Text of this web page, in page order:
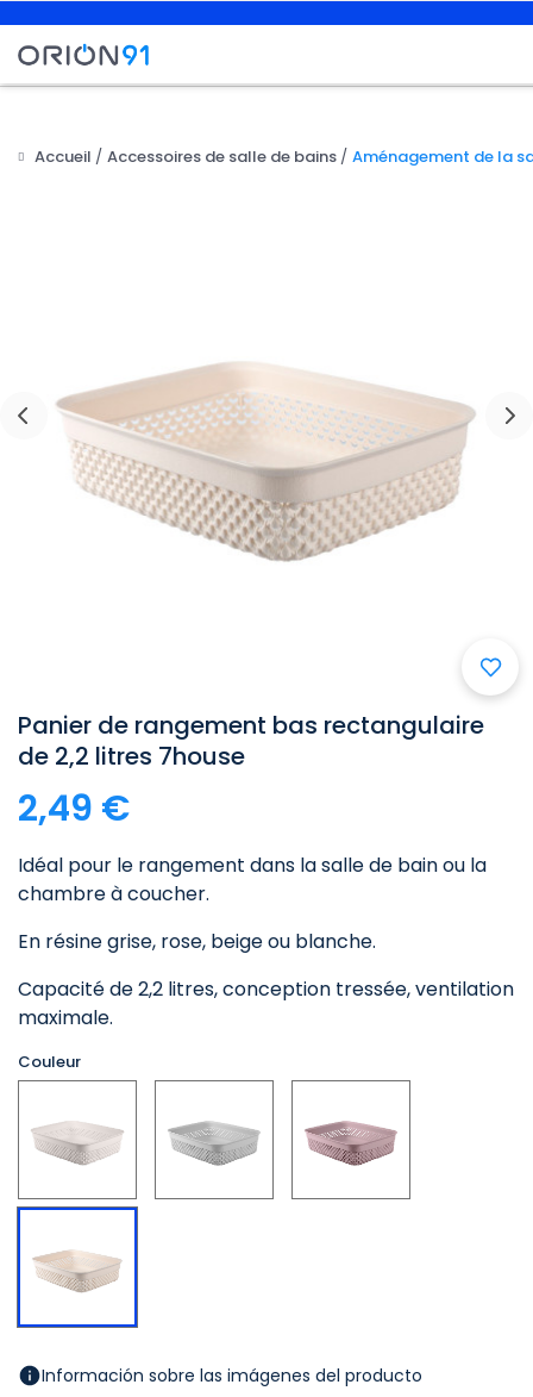
Accueil Accessoires de salle de bains Aménagement de la
Panier de rangement bas rectangulaire
de 2,2 litres 7house
2,49 €
Idéal pour le rangement dans la salle de bain ou la
chambre à coucher.
En résine grise, rose, beige ou blanche.
Capacité de 2,2 litres, conception tressée, ventilation
maximale.
Couleur
Blanc Gris Rosa
Beige
Información sobre las imágenes del producto